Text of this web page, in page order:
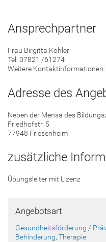
Ansprechpartner
Frau Birgitta Kohler
Tel: 07821 /61274
Weitere
Adresse des
Neben der Mensa des
Friedhofstr. 5
77948 Friesenheim
zusätzliche
Übungsleiter mit Lizenz
Angebotsart
Gesundheitsförderung /
Behinderung, Therapie